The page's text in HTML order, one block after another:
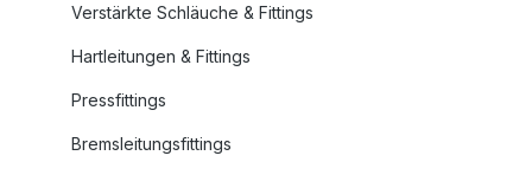
Verstärkte Schläuche & Fittings
Hartleitungen & Fittings
Pressfittings
Bremsleitungsfittings